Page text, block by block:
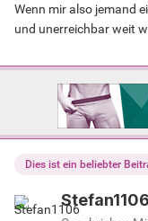
Wenn mir also jemand
und unerreichbar weit
Dies ist ein beliebter
Stefan1106